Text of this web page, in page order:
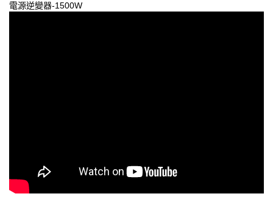
電源逆變器-1500W